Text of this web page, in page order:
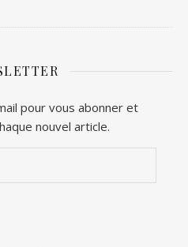
pour vous abonner et
nouvel article.